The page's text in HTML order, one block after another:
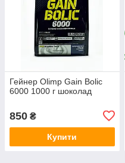
Гейнер Olimp Gain Bolic
6000 1000 г шоколад
850 ₴
Купити